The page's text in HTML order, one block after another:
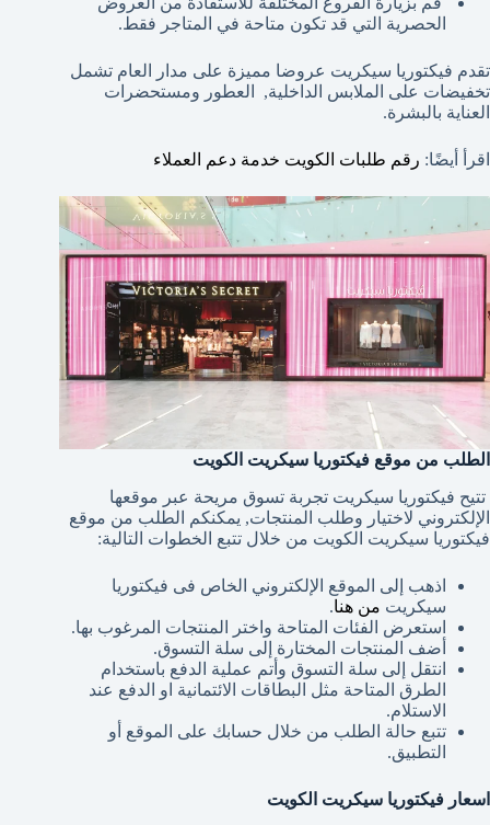
الحصرية التي قد تكون متاحة في المتاجر فقط.
تقدم فيكتوريا سيكريت عروضا مميزة على مدار العام تشمل
تخفيضات على الملابس الداخلية, العطور ومستحضرات
العناية بالبشرة.
اقرأ أيضًا: رقم طلبات الكويت خدمة دعم العملاء
الطلب من موقع فيكتوريا سيكريت الكويت
تتيح فيكتوريا سيكريت تجربة تسوق مريحة عبر موقعها
الإلكتروني لاختيار وطلب المنتجات, يمكنكم الطلب من موقع
فيكتوريا سيكريت الكويت من خلال تتبع الخطوات التالية:
اذهب إلى الموقع الإلكتروني الخاص فى فيكتوريا
سيكريت من هنا.
استعرض الفئات المتاحة واختر المنتجات المرغوب بها.
أضف المنتجات المختارة إلى سلة التسوق.
انتقل إلى سلة التسوق وأتم عملية الدفع باستخدام
الطرق المتاحة مثل البطاقات الائتمانية او الدفع عند
الاستلام.
تتبع حالة الطلب من خلال حسابك على الموقع أو
التطبيق.
اسعار فيكتوريا سيكريت الكويت